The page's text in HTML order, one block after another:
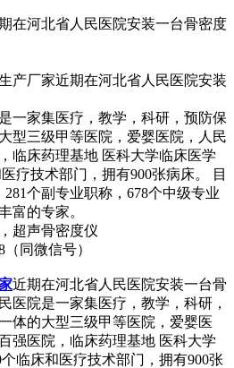
在河北省人民医院安装一台骨密度
产厂家近期在河北省人民医院安装
一家集医疗，教学，科研，预防保
型三级甲等医院，爱婴医院，人民
临床药理基地 医科大学临床医学
疗技术部门，拥有900张病床。 目
个副专业职称，678个中级专业
富的专家。
，超声骨密度仪
（同微信号）
近期在河北省人民医院安装一台骨
医院是一家集医疗，教学，科研，
体的大型三级甲等医院，爱婴医
强医院，临床药理基地 医科大学
临床和医疗技术部门，拥有900张